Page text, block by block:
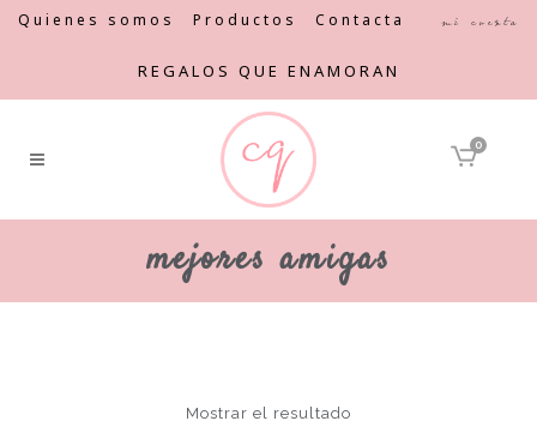
Quienes somos Productos Contacta Mi cuenta
REGALOS QUE ENAMORAN
0
mejores amigas
Mostrar el resultado